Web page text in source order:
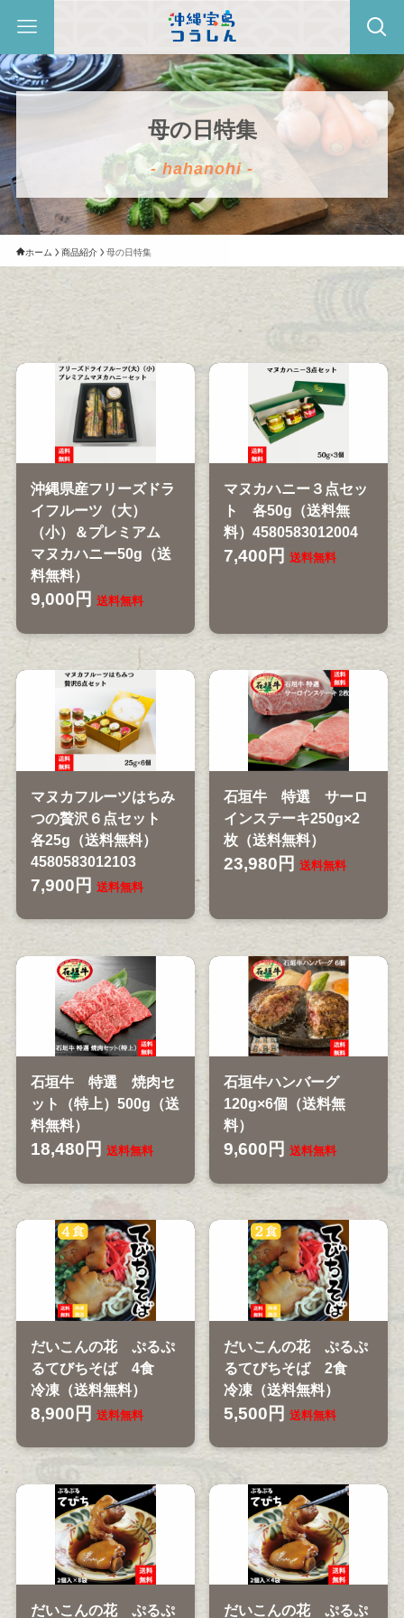
母の日特集
- hahanohi -
ホーム 商品紹介 母の日特集
沖縄県産フリーズドラ
イフルーツ（大）
（小）＆プレミアム
マヌカハニー50g（送
料無料）
9,000円 送料無料
マヌカハニー３点セッ
ト 各50g（送料無
料）4580583012004
7,400円 送料無料
マヌカフルーツはちみ
つの贅沢６点セット
各25g（送料無料）
4580583012103
7,900円 送料無料
石垣牛 特選 サーロ
インステーキ250g×2
枚（送料無料）
23,980円 送料無料
石垣牛 特選 焼肉セ
ット（特上）500g（送
料無料）
18,480円 送料無料
石垣牛ハンバーグ
120g×6個（送料無
料）
9,600円 送料無料
だいこんの花 ぷるぷ
るてびちそば 4食
冷凍（送料無料）
8,900円 送料無料
だいこんの花 ぷるぷ
るてびちそば 2食
冷凍（送料無料）
5,500円 送料無料
だいこんの花 ぷるぷ だいこんの花 ぷるぷ